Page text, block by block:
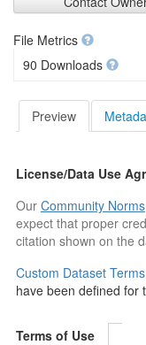
File Metrics
90 Downloads
Preview
License/Data Use
Our Community Norms
expect that proper
citation shown on the
Custom Dataset Terms
have been defined for
Terms of Use